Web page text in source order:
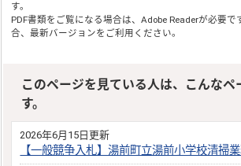
す。
PDF書類をご覧になる場合は、Adobe Readerが必要で
合、最新バージョンをご利用ください。
このページを見ている人は、こんなペ
す。
2026年6月15日更新
【一般競争入札】湯前町立湯前小学校清掃